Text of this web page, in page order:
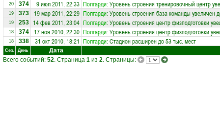
20 374 9 июл 2011, 22:33 Полгарди: Уровень строения тренировочный центр
19 373 19 мар 2011, 22:29 Полгарди: Уровень строения база команды увеличен
19 253 14 фев 2011, 23:04 Полгарди: Уровень строения центр физподготовки
18 374 17 ноя 2010, 22:30 Полгарди: Уровень строения центр физподготовки
18 338 31 окт 2010, 18:21 Полгарди: Стадион расширен до 53 тыс. мест
Сез. День
Дата
Всего событий: 52. Страница 1 из 2. Страницы: